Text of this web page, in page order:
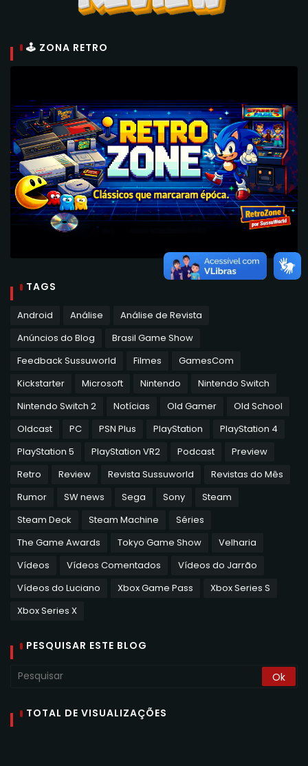
🕹 ZONA RETRO
TAGS
Android Análise
Análise de Revista
Anúncios do Blog
Brasil Game Show
Feedback Sussuworld
Filmes
GamesCom
Kickstarter
Microsoft Nintendo
Nintendo Switch
Nintendo Switch 2
Notícias Old Gamer
Old School
Oldcast
PC PSN Plus PlayStation
PlayStation 4
PlayStation 5
PlayStation VR2 Podcast
Preview
Retro
Review Revista Sussuworld
Revistas do Mês
Rumor
SW news Sega Sony
Steam
Steam Deck
Steam Machine
Séries
The Game Awards
Tokyo Game Show
Velharia
Vídeos
Vídeos Comentados
Vídeos do Jarrão
Vídeos do Luciano
Xbox Game Pass
Xbox Series S
Xbox Series X
PESQUISAR ESTE BLOG
TOTAL DE VISUALIZAÇÕES